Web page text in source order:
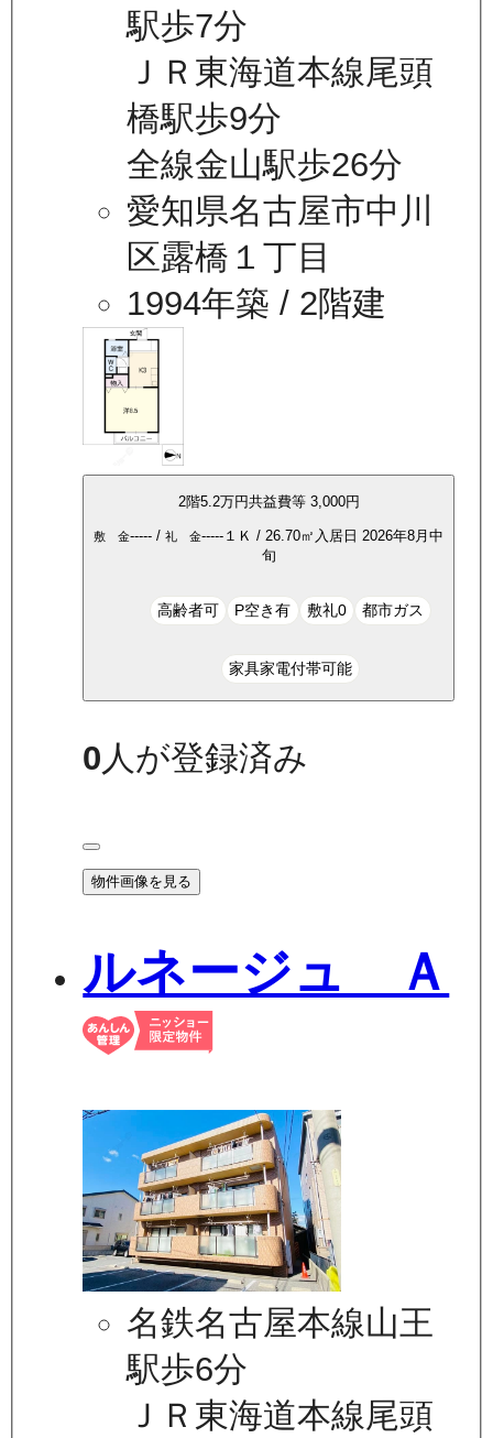
駅歩7分
ＪＲ東海道本線尾頭
橋駅歩9分
全線金山駅歩26分
愛知県名古屋市中川
区露橋１丁目
1994年築 / 2階建
2階5.2万円共益費等 3,000円
敷 金----- / 礼 金----- １Ｋ / 26.70㎡ 入居日 2026年8月中
旬
高齢者可 P空き有 敷礼0 都市ガス
家具家電付帯可能
0人が登録済み
物件画像を見る
ルネージュ Ａ
名鉄名古屋本線山王
駅歩6分
ＪＲ東海道本線尾頭